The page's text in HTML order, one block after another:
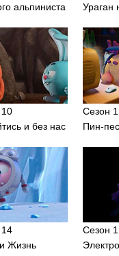
альпиниста
Ураган
и без нас
Сезон
Пин-
Жизнь
Сезон